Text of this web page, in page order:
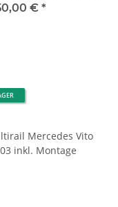
€ *